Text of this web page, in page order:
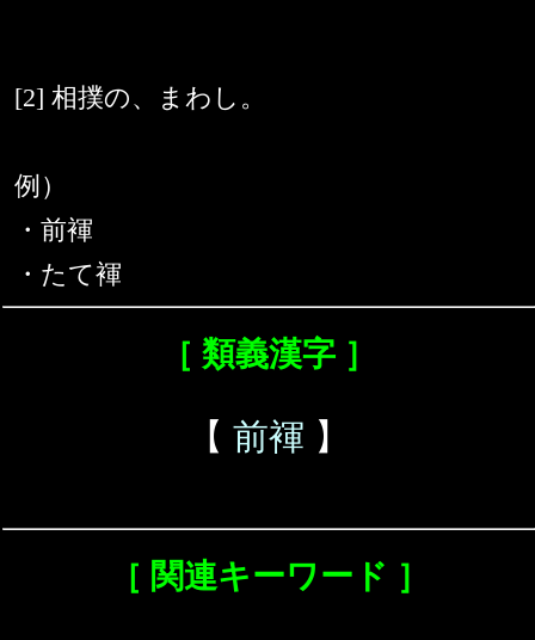
[2] 相撲の、まわし。
例）
・前褌
・たて褌
［ 類義漢字 ］
【 前褌 】
［ 関連キーワード ］